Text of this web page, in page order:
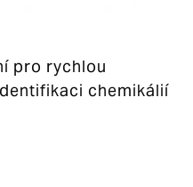
pro rychlou
chemikálií